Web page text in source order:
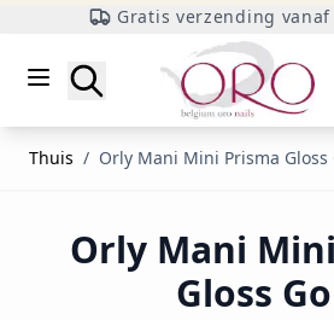
Gratis verzending
Zoeken
Thuis / Orly Mani Mini Prisma Gloss
Orly Mani
Gloss